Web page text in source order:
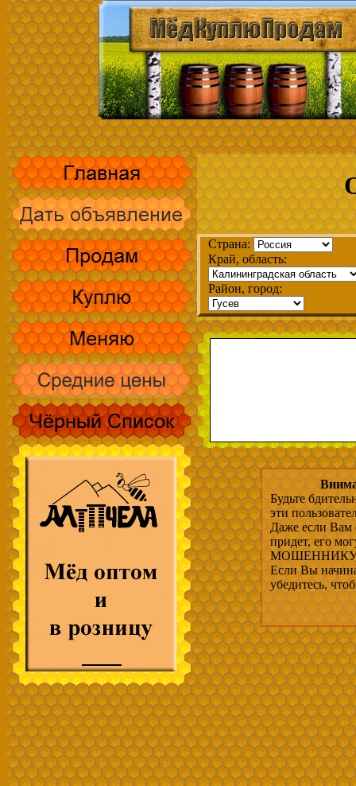
Страна:
Край, область:
Район, город:
Будьте
эти
Даже если Вам
придет, его
МОШЕННИКУ,
Если Вы
убедитесь,